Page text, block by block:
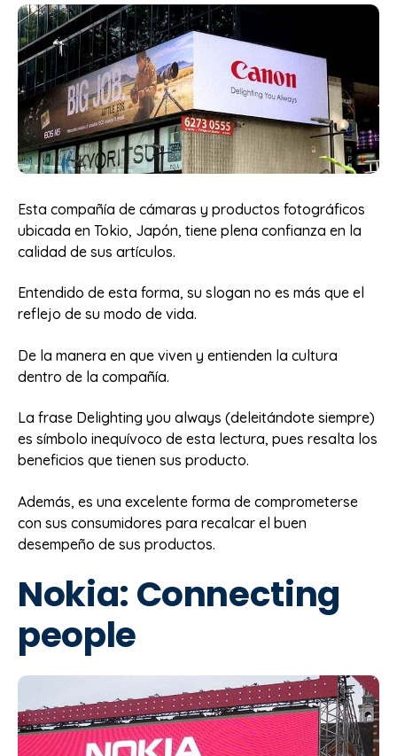
Esta compañía de cámaras y productos fotográficos
ubicada en Tokio, Japón, tiene plena confianza en la
calidad de sus artículos.
Entendido de esta forma, su slogan no es más que el
reflejo de su modo de vida.
De la manera en que viven y entienden la cultura
dentro de la compañía.
La frase Delighting you always (deleitándote siempre)
es símbolo inequívoco de esta lectura, pues resalta los
beneficios que tienen sus producto.
Además, es una excelente forma de comprometerse
con sus consumidores para recalcar el buen
desempeño de sus productos.
Nokia: Connecting
people